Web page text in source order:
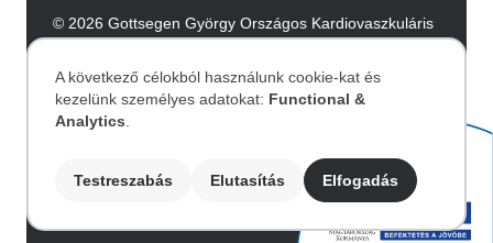
© 2026 Gottsegen György Országos Kardiovaszkuláris
Intézet. Minden jog fenntartva.
Image
Személyes
adatok
A következő célokból használunk cookie-kat és
kezelünk személyes adatokat: Functional &
Analytics
Testreszabás Elutasítás Elfogadás